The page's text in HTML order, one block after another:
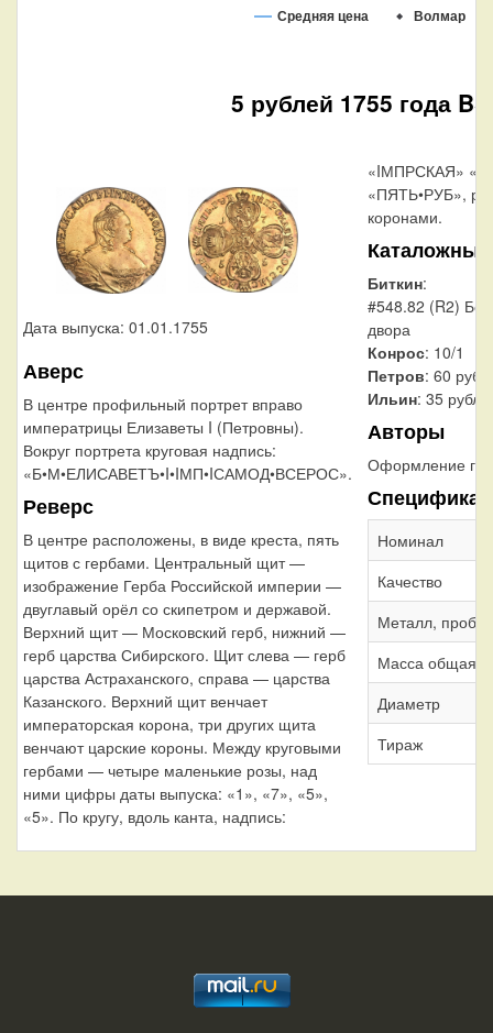
Средняя цена Волмар
5 рублей 1755 года BS
Дата выпуска: 01.01.1755
Аверс
В центре профильный портрет вправо
императрицы Елизаветы I (Петровны).
Вокруг портрета круговая надпись:
«Б•М•ЕЛИСАВЕТЪ•I•IМП•IСАМОД•ВСЕРОС».
Реверс
В центре расположены, в виде креста, пять
щитов с гербами. Центральный щит —
изображение Герба Российской империи —
двуглавый орёл со скипетром и державой.
Верхний щит — Московский герб, нижний —
герб царства Сибирского. Щит слева — герб
царства Астраханского, справа — царства
Казанского. Верхний щит венчает
императорская корона, три других щита
венчают царские короны. Между круговыми
гербами — четыре маленькие розы, над
ними цифры даты выпуска: «1», «7», «5»,
«5». По кругу, вдоль канта, надпись:
«IМПРСКАЯ»
«ПЯТЬ•РУБ»,
коронами.
Биткин:
#548.82 (R2)
двора
Конрос: 10/1
Петров: 60
Ильин: 35
Авторы
Оформление
Номинал
Качество
Металл, проба
Масса общая
Диаметр
Тираж